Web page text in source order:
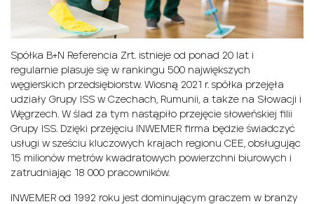
Spółka B+N Referencia Zrt. istnieje od ponad 20 lat i
regularnie plasuje się w rankingu 500 największych
węgierskich przedsiębiorstw. Wiosną 2021 r. spółka przejęła
udziały Grupy ISS w Czechach, Rumunii, a także na Słowacji i
Węgrzech. W ślad za tym nastąpiło przejęcie słoweńskiej filii
Grupy ISS. Dzięki przejęciu INWEMER firma będzie świadczyć
usługi w sześciu kluczowych krajach regionu CEE, obsługując
15 milionów metrów kwadratowych powierzchni biurowych i
zatrudniając 18 000 pracowników.
INWEMER od 1992 roku jest dominującym graczem w branży